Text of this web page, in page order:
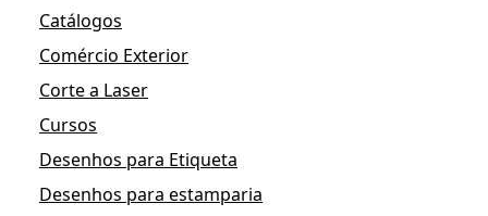
Catálogos
Comércio Exterior
Corte a Laser
Cursos
Desenhos para Etiqueta
Desenhos para estamparia